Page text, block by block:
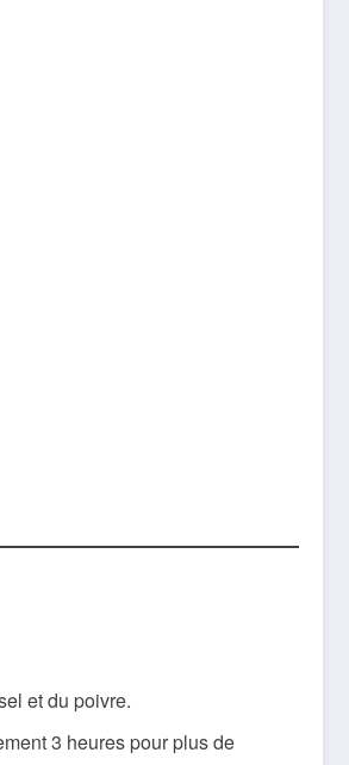
et du poivre.
3 heures pour plus de